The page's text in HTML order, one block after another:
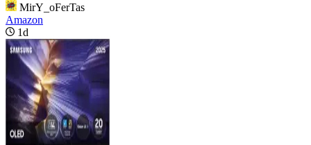
MirY_oFerTas
Amazon
1d